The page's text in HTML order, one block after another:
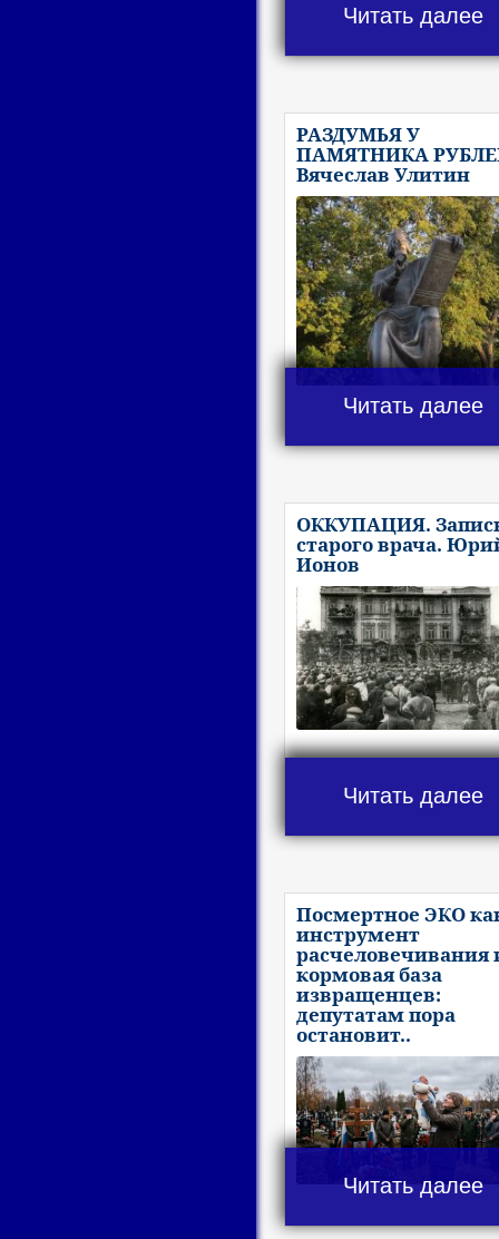
Читать далее
РАЗДУМЬЯ У
ПАМЯТНИКА
Вячеслав Улитин
Читать далее
ОККУПАЦИЯ.
старого врача.
Ионов
Читать далее
Посмертное ЭКО
инструмент
расчеловечивания
кормовая база
извращенцев:
депутатам пора
остановит..
Читать далее